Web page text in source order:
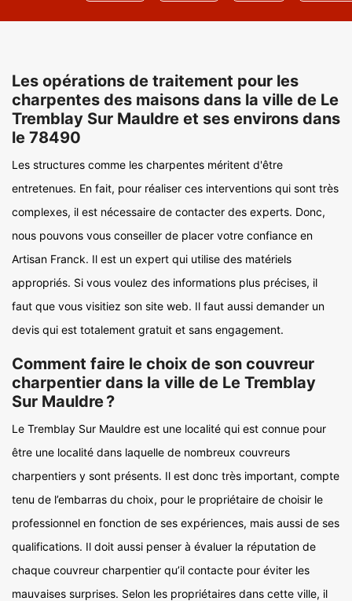
Les opérations de traitement pour les
charpentes des maisons dans la ville de Le
Tremblay Sur Mauldre et ses environs dans
le 78490
Les structures comme les charpentes méritent d'être
entretenues. En fait, pour réaliser ces interventions qui sont très
complexes, il est nécessaire de contacter des experts. Donc,
nous pouvons vous conseiller de placer votre confiance en
Artisan Franck. Il est un expert qui utilise des matériels
appropriés. Si vous voulez des informations plus précises, il
faut que vous visitiez son site web. Il faut aussi demander un
devis qui est totalement gratuit et sans engagement.
Comment faire le choix de son couvreur
charpentier dans la ville de Le Tremblay
Sur Mauldre ?
Le Tremblay Sur Mauldre est une localité qui est connue pour
être une localité dans laquelle de nombreux couvreurs
charpentiers y sont présents. Il est donc très important, compte
tenu de l’embarras du choix, pour le propriétaire de choisir le
professionnel en fonction de ses expériences, mais aussi de ses
qualifications. Il doit aussi penser à évaluer la réputation de
chaque couvreur charpentier qu’il contacte pour éviter les
mauvaises surprises. Selon les propriétaires dans cette ville, il